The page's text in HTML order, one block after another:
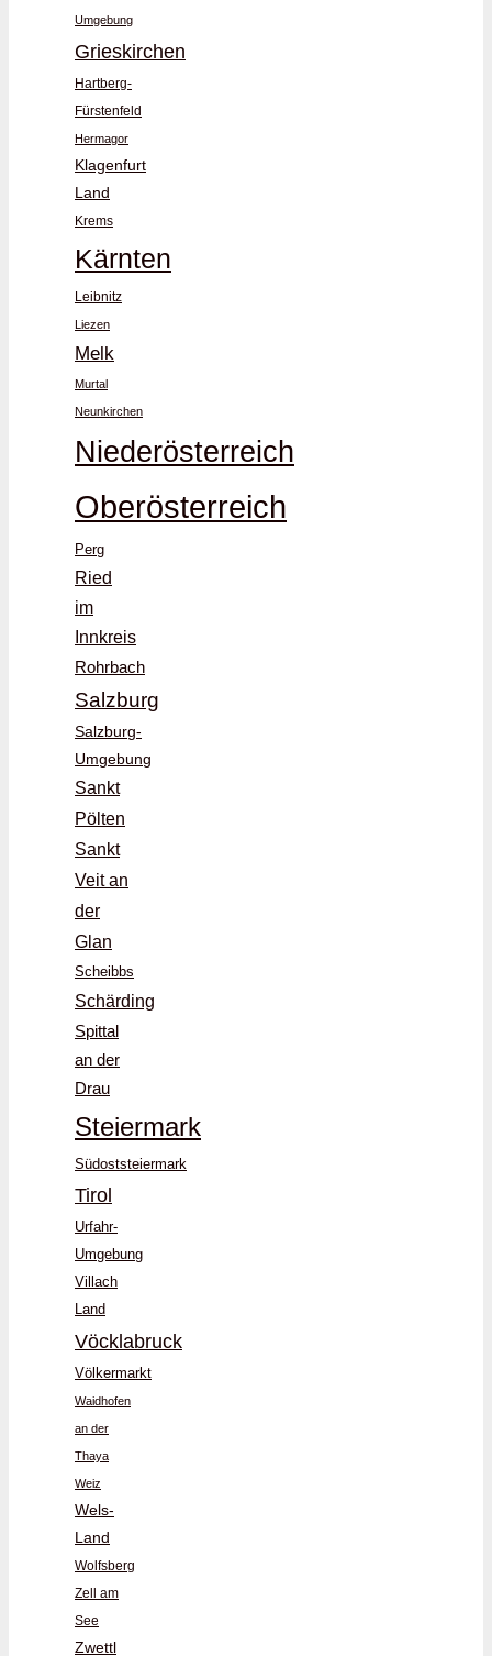
Umgebung
Grieskirchen
Hartberg-
Fürstenfeld
Hermagor
Klagenfurt
Land
Krems
Kärnten
Leibnitz
Liezen
Melk
Murtal
Neunkirchen
Niederösterreich
Oberösterreich
Perg
Ried
im
Innkreis
Rohrbach
Salzburg
Salzburg-
Umgebung
Sankt
Pölten
Sankt
Veit an
der
Glan
Scheibbs
Schärding
Spittal
an der
Drau
Steiermark
Südoststeiermark
Tirol
Urfahr-
Umgebung
Villach
Land
Vöcklabruck
Völkermarkt
Waidhofen
an der
Thaya
Weiz
Wels-
Land
Wolfsberg
Zell am
See
Zwettl